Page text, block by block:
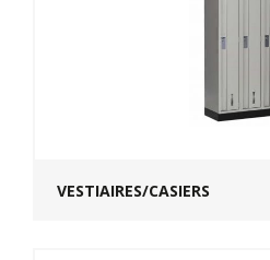
VESTIAIRES/CASIERS